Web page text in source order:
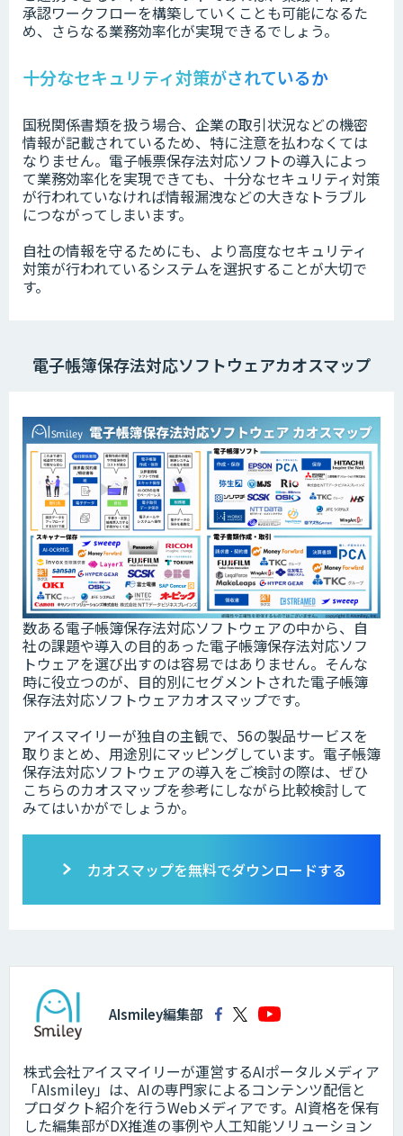
承認ワークフローを構築していくことも可能になるた
め、さらなる業務効率化が実現できるでしょう。
十分なセキュリティ対策がされているか
国税関係書類を扱う場合、企業の取引状況などの機密
情報が記載されているため、特に注意を払わなくては
なりません。電子帳票保存法対応ソフトの導入によっ
て業務効率化を実現できても、十分なセキュリティ対策
が行われていなければ情報漏洩などの大きなトラブル
につながってしまいます。
自社の情報を守るためにも、より高度なセキュリティ
対策が行われているシステムを選択することが大切で
す。
電子帳簿保存法対応ソフトウェアカオスマップ
数ある電子帳簿保存法対応ソフトウェアの中から、自
社の課題や導入の目的あった電子帳簿保存法対応ソフ
トウェアを選び出すのは容易ではありません。そんな
時に役立つのが、目的別にセグメントされた電子帳簿
保存法対応ソフトウェアカオスマップです。
アイスマイリーが独自の主観で、56の製品サービスを
取りまとめ、用途別にマッピングしています。電子帳簿
保存法対応ソフトウェアの導入をご検討の際は、ぜひ
こちらのカオスマップを参考にしながら比較検討して
みてはいかがでしょうか。
カオスマップを無料でダウンロードする
AIsmiley編集部
株式会社アイスマイリーが運営するAIポータルメディア
「AIsmiley」は、AIの専門家によるコンテンツ配信と
プロダクト紹介を行うWebメディアです。AI資格を保有
した編集部がDX推進の事例や人工知能ソリューション